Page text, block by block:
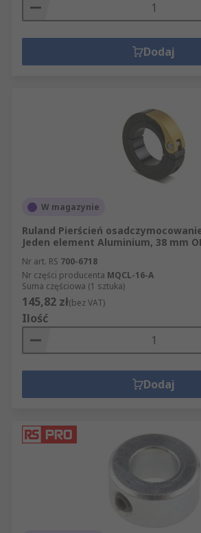
Dodaj
W magazynie
Ruland Pierścień
Jeden element Aluminium, 38 mm
Nr art. RS 700-6718
Nr części producenta MQCL-16-A
Suma częściowa (1 sztuka)
145,82 zł(bez VAT)
Ilość
Dodaj